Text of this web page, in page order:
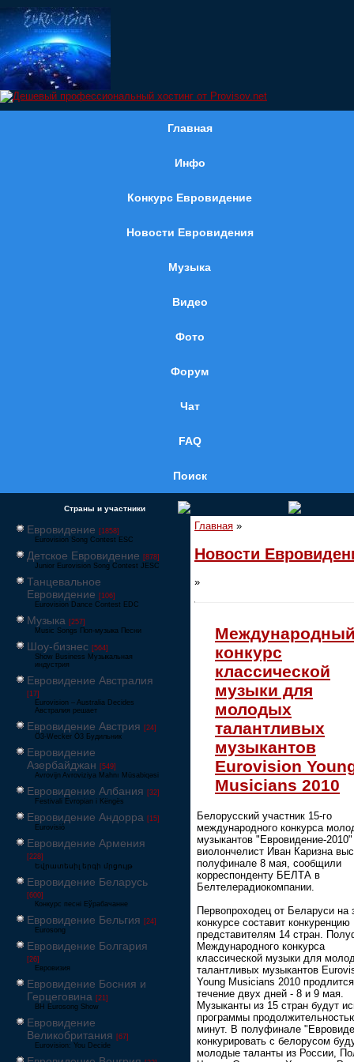
Главная
Инфо
Конкурс Евровидение
Новости Евровидения
Музыка
Видео
Фото
Форум
Чат
FAQ
Поиск
Страны и участники
Евровидение [1858]
Eurovision Song Contest ESC
Детское Евровидение [878]
Junior Eurovision Song Contest JESC
Танцевальное
Евровидение [106]
Eurovision Dance Contest EDC
Музыка [257]
Music Songs Поп-музыка Песни
Шоу-бизнес [564]
Show Business Музыкальная
индустрия
Евровидение Австралия
[17]
Eurovision – Australia Decides
Австралия решает
Евровидение Австрия [24]
Ö3-Wecker Ö3 Будильник
Евровидение
Азербайджан [549]
Avrovijn Avroviziya Mahnı Müsabiqəsi
Евровидение Албания [32]
Festivali Evropian i Këngës
Евровидение Андорра [15]
Eurovisió
Евровидение Армения
[228]
Եվրատեսիլ երգի մրցույթ
Евровидение Беларусь
[600]
Конкурс песні Еўрабачанне
Евровидение Бельгия [24]
Eurosong
Евровидение Болгария
[26]
Евровизия
Евровидение Босния и
Герцеговина [21]
BH Eurosong Show
Евровидение
Великобритания [67]
Eurovision: You Decide
Главная »
Новости
»
конкурс
классической
музыки для
молодых
талантливых
музыкантов
Eurovision
Musicians 2010
Белорусский участник 15-го
международного конкурса
музыкантов "Евровидение-
виолончелист Иван Каризна
полуфинале 8 мая, сообщили
корреспонденту БЕЛТА в
Белтелерадиокомпании.
Первопроходец от Беларуси на
конкурсе составит конкуренцию
представителям 14 стран.
Международного конкурса
классической музыки для
талантливых музыкантов
Young Musicians 2010
течение двух дней - 8 и 9 мая.
Музыканты из 15 стран будут
программы
минут. В полуфинале
конкурировать с белорусом
молодые таланты из России,